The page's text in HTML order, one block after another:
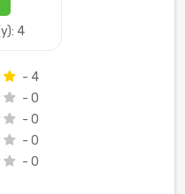
4
- 4
- 0
- 0
- 0
- 0